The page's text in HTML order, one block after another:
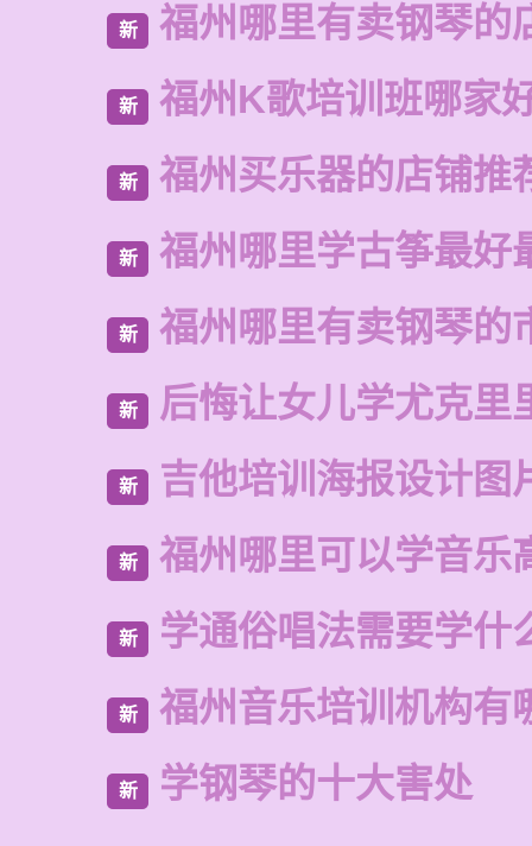
新 福州哪里有卖钢琴的
新 福州K歌培训班哪家
新 福州买乐器的店铺推
新 福州哪里学古筝最好
新 福州哪里有卖钢琴的
新 后悔让女儿学尤克里
新 吉他培训海报设计图
新 福州哪里可以学音乐
新 学通俗唱法需要学什
新 福州音乐培训机构有
新 学钢琴的十大害处